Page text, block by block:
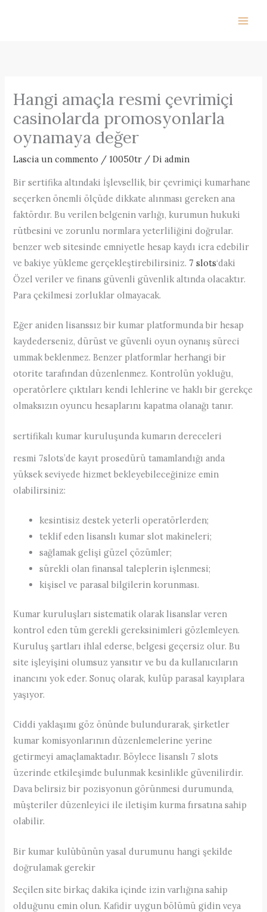
Hangi amaçla resmi çevrimiçi
casinolarda promosyonlarla
oynamaya değer
Lascia un commento /10050tr / Diadmin
Bir sertifika altındaki İşlevsellik, bir çevrimiçi kumarhane
seçerken önemli ölçüde dikkate alınması gereken ana
faktördır. Bu verilen belgenin varlığı, kurumun hukuki
rütbesini ve zorunlu normlara yeterliliğini doğrular.
benzer web sitesinde emniyetle hesap kaydı icra edebilir
ve bakiye yükleme gerçekleştirebilirsiniz. 7 slots‘daki
Özel veriler ve finans güvenli güvenlik altında olacaktır.
Para çekilmesi zorluklar olmayacak.
Eğer aniden lisanssız bir kumar platformunda bir hesap
kaydederseniz, dürüst ve güvenli oyun oynanış süreci
ummak beklenmez. Benzer platformlar herhangi bir
otorite tarafından düzenlenmez. Kontrolün yokluğu,
operatörlere çıktıları kendi lehlerine ve haklı bir gerekçe
olmaksızın oyuncu hesaplarını kapatma olanağı tanır.
sertifikalı kumar kuruluşunda kumarın dereceleri
resmi 7slots’de kayıt prosedürü tamamlandığı anda
yüksek seviyede hizmet bekleyebileceğinize emin
olabilirsiniz:
kesintisiz destek yeterli operatörlerden;
teklif eden lisanslı kumar slot makineleri;
sağlamak gelişi güzel çözümler;
sürekli olan finansal taleplerin işlenmesi;
kişisel ve parasal bilgilerin korunması.
Kumar kuruluşları sistematik olarak lisanslar veren
kontrol eden tüm gerekli gereksinimleri gözlemleyen.
Kuruluş şartları ihlal ederse, belgesi geçersiz olur. Bu
site işleyişini olumsuz yansıtır ve bu da kullanıcıların
inancını yok eder. Sonuç olarak, kulüp parasal kayıplara
yaşıyor.
Ciddi yaklaşımı göz önünde bulundurarak, şirketler
kumar komisyonlarının düzenlemelerine yerine
getirmeyi amaçlamaktadır. Böylece lisanslı 7 slots
üzerinde etkileşimde bulunmak kesinlikle güvenilirdir.
Dava belirsiz bir pozisyonun görünmesi durumunda,
müşteriler düzenleyici ile iletişim kurma fırsatına sahip
olabilir.
Bir kumar kulübünün yasal durumunu hangi şekilde
doğrulamak gerekir
Seçilen site birkaç dakika içinde izin varlığına sahip
olduğunu emin olun. Kafidir uygun bölümü gidin veya